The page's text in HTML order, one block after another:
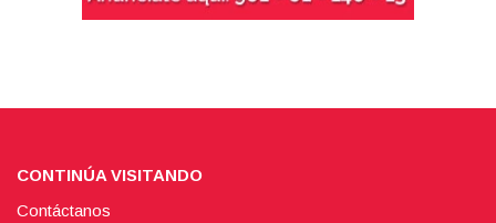
CONTINÚA VISITANDO
Contáctanos